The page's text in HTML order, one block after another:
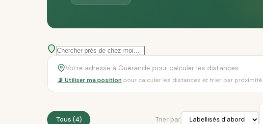
📡 Utiliser ma position pour calculer les distances et trier par proximité
Tous (4) Trier par